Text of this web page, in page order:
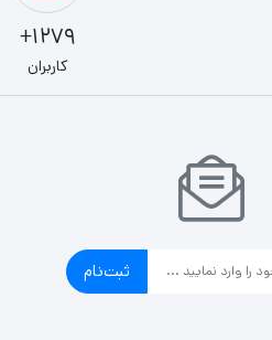
1279+
کاربران
ثبت‌نام